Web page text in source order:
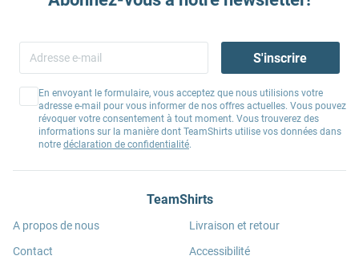
S'inscrire
En envoyant le formulaire, vous acceptez que nous utilisions votre
adresse e-mail pour vous informer de nos offres actuelles. Vous pouvez
révoquer votre consentement à tout moment. Vous trouverez des
informations sur la manière dont TeamShirts utilise vos données dans
notre déclaration de confidentialité.
TeamShirts
A propos de nous
Contact
Livraison et retour
Accessibilité